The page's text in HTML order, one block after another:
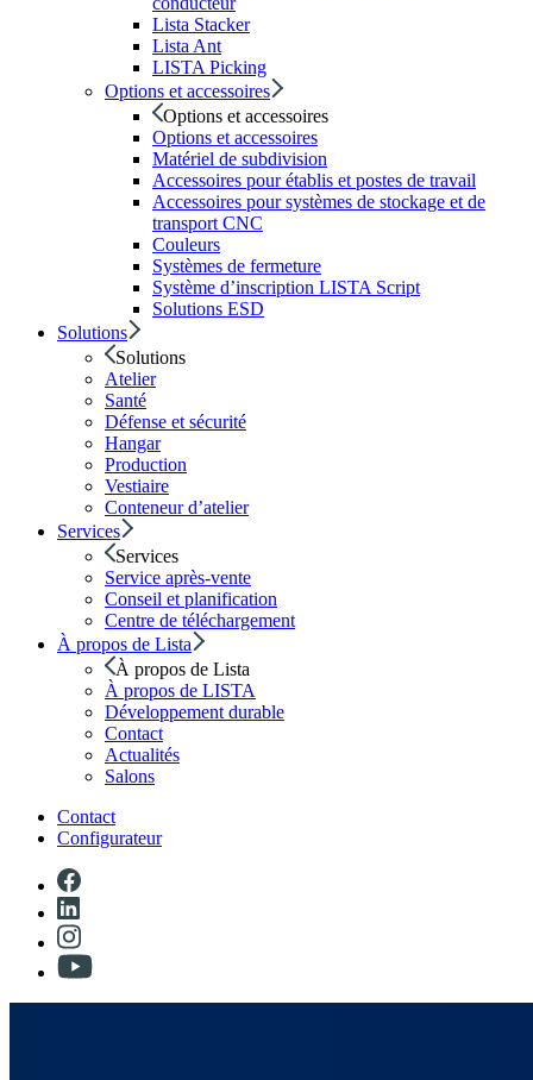
Lista Stacker
Lista Ant
LISTA Picking
Options et accessoires
Options et accessoires
Options et accessoires
Matériel de subdivision
Accessoires pour établis et postes de travail
Accessoires pour systèmes de stockage et de
transport CNC
Couleurs
Systèmes de fermeture
Système d’inscription LISTA Script
Solutions ESD
Solutions
Solutions
Atelier
Santé
Défense et sécurité
Hangar
Production
Vestiaire
Conteneur d’atelier
Services
Services
Service après-vente
Conseil et planification
Centre de téléchargement
À propos de Lista
À propos de Lista
À propos de LISTA
Développement durable
Contact
Actualités
Salons
Contact
Configurateur